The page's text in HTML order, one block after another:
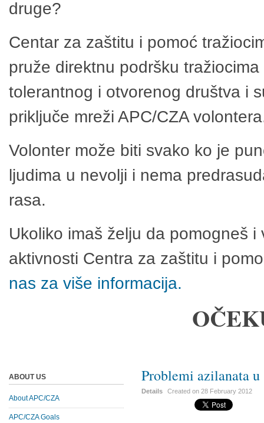
druge?
Centar za zaštitu i pomoć
pruže direktnu podršku
tolerantnog i otvorenog društva i
priključe mreži APC/CZA
Volonter može biti svako ko je
ljudima u nevolji i nema
rasa.
Ukoliko imaš želju da pomogneš
aktivnosti Centra za zaštitu i
nas za više informacija.
Problemi azilanata
Details Created on28 February 2012
ABOUT US
About APC/CZA
APC/CZA Goals